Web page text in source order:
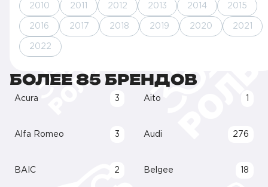
2010 2011 2012 2013 2014 2015
2016 2017 2018 2019 2020 2021
2022
БОЛЕЕ 85 БРЕНДОВ
Acura 3 Aito
Alfa Romeo 3 Audi 276
BAIC 2 Belgee 18